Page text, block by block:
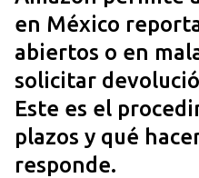
en México
abiertos o en
solicitar
Este es el
plazos y qué
responde.